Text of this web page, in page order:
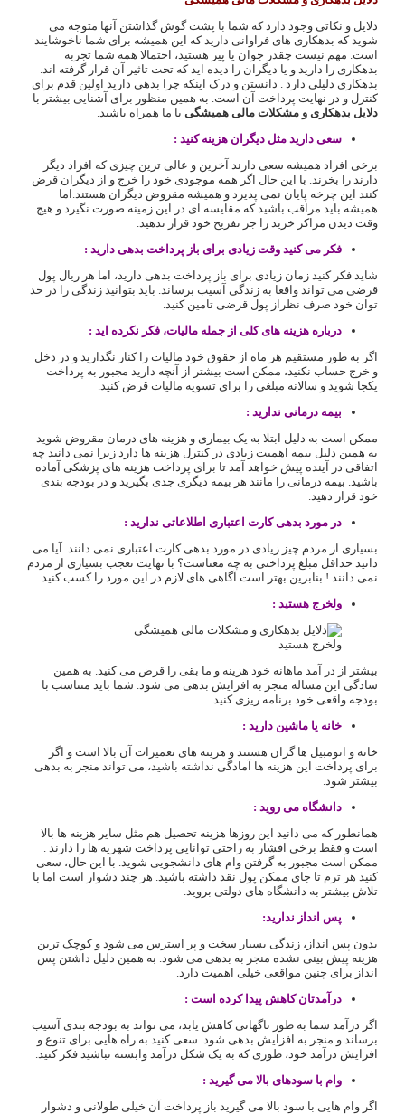
دلایل و نکاتی وجود دارد که شما با پشت گوش گذاشتن آنها متوجه می
شوید که بدهکاری های فراوانی دارید که این همیشه برای شما ناخوشایند
است. مهم نیست چقدر جوان یا پیر هستید، احتمالا همه شما تجربه
بدهکاری را دارید و یا دیگران را دیده اید که تحت تاثیر آن قرار گرفته اند.
بدهکاری دلیلی دارد . دانستن و درک اینکه چرا بدهی دارید اولین قدم برای
کنترل و در نهایت پرداخت آن است. به همین منظور برای آشنایی بیشتر با
دلایل بدهکاری و مشکلات مالی همیشگی با ما همراه باشید.
سعی دارید مثل دیگران هزینه کنید :
برخی افراد همیشه سعی دارند آخرین و عالی ترین چیزی که افراد دیگر
دارند را بخرند. با این حال اگر همه موجودی خود را خرج و از دیگران قرض
کنند این چرخه پایان نمی پذیرد و همیشه مقروض دیگران هستند.اما
همیشه باید مراقب باشید که مقایسه ای در این زمینه صورت نگیرد و هیچ
وقت دیدن مراکز خرید را جز تفریح خود قرار ندهید.
فکر می کنید وقت زیادی برای باز پرداخت بدهی دارید :
شاید فکر کنید زمان زیادی برای باز پرداخت بدهی دارید، اما هر ریال پول
قرضی می تواند واقعا به زندگی آسیب برساند. باید بتوانید زندگی را در حد
توان خود صرف نظراز پول قرضی تامین کنید.
درباره هزینه های کلی از جمله مالیات، فکر نکرده اید :
اگر به طور مستقیم هر ماه از حقوق خود مالیات را کنار نگذارید و در دخل
و خرج حساب نکنید، ممکن است بیشتر از آنچه دارید مجبور به پرداخت
یکجا شوید و سالانه مبلغی را برای تسویه مالیات قرض کنید.
بیمه درمانی ندارید :
ممکن است به دلیل ابتلا به یک بیماری و هزینه های درمان مقروض شوید
به همین دلیل بیمه اهمیت زیادی در کنترل هزینه ها دارد زیرا نمی دانید چه
اتفاقی در آینده پیش خواهد آمد تا برای پرداخت هزینه های پزشکی آماده
باشید. بیمه درمانی را مانند هر بیمه دیگری جدی بگیرید و در بودجه بندی
خود قرار دهید.
در مورد بدهی کارت اعتباری اطلاعاتی ندارید :
بسیاری از مردم چیز زیادی در مورد بدهی کارت اعتباری نمی دانند. آیا می
دانید حداقل مبلغ پرداختی به چه معناست؟ با نهایت تعجب بسیاری از مردم
نمی دانند ! بنابرین بهتر است آگاهی های لازم در این مورد را کسب کنید.
ولخرج هستید :
ولخرج هستید
بیشتر از در آمد ماهانه خود هزینه و ما بقی را قرض می کنید. به همین
سادگی این مساله منجر به افزایش بدهی می شود. شما باید متناسب با
بودجه واقعی خود برنامه ریزی کنید.
خانه یا ماشین دارید :
خانه و اتومبیل ها گران هستند و هزینه های تعمیرات آن بالا است و اگر
برای پرداخت این هزینه ها آمادگی نداشته باشید، می تواند منجر به بدهی
بیشتر شود.
دانشگاه می روید :
همانطور که می دانید این روزها هزینه تحصیل هم مثل سایر هزینه ها بالا
است و فقط برخی اقشار به راحتی توانایی پرداخت شهریه ها را دارند .
ممکن است مجبور به گرفتن وام های دانشجویی شوید. با این حال، سعی
کنید هر ترم تا جای ممکن پول نقد داشته باشید. هر چند دشوار است اما با
تلاش بیشتر به دانشگاه های دولتی بروید.
پس انداز ندارید:
بدون پس انداز، زندگی بسیار سخت و پر استرس می شود و کوچک ترین
هزینه پیش بینی نشده منجر به بدهی می شود. به همین دلیل داشتن پس
انداز برای چنین مواقعی خیلی اهمیت دارد.
درآمدتان کاهش پیدا کرده است :
اگر درآمد شما به طور ناگهانی کاهش یابد، می تواند به بودجه بندی آسیب
برساند و منجر به افزایش بدهی شود. سعی کنید به راه هایی برای تنوع و
افزایش درآمد خود، طوری که به یک شکل درآمد وابسته نباشید فکر کنید.
وام با سودهای بالا می گیرید :
اگر وام هایی با سود بالا می گیرید باز پرداخت آن خیلی طولانی و دشوار